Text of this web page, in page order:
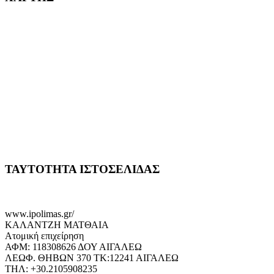
ΤΑΥΤΟΤΗΤΑ ΙΣΤΟΣΕΛΙΔΑΣ
www.ipolimas.gr/
ΚΑΛΑΝΤΖΗ ΜΑΤΘΑΙΑ
Ατομική επιχείρηση
ΑΦΜ: 118308626 ΔΟΥ ΑΙΓΑΛΕΩ
ΛΕΩΦ. ΘΗΒΩΝ 370 ΤΚ:12241 ΑΙΓΑΛΕΩ
ΤΗΛ: +30.2105908235